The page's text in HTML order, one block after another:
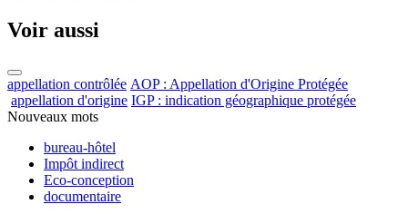
Voir aussi
appellation contrôlée AOP : Appellation d'Origine Protégée
appellation d'origine IGP : indication géographique protégée
Nouveaux mots
bureau-hôtel
Impôt indirect
Eco-conception
documentaire